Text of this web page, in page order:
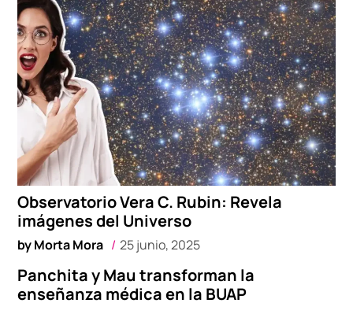
Observatorio Vera C. Rubin: Revela
imágenes del Universo
byMorta Mora 25 junio, 2025
Panchita y Mau transforman la
enseñanza médica en la BUAP